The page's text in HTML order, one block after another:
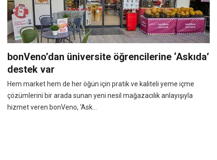
bonVeno’dan üniversite öğrencilerine ‘Askıda’
destek var
Hem market hem de her öğün için pratik ve kaliteli yeme içme
çözümlerini bir arada sunan yeni nesil mağazacılık anlayışıyla
hizmet veren bonVeno, ‘Ask...